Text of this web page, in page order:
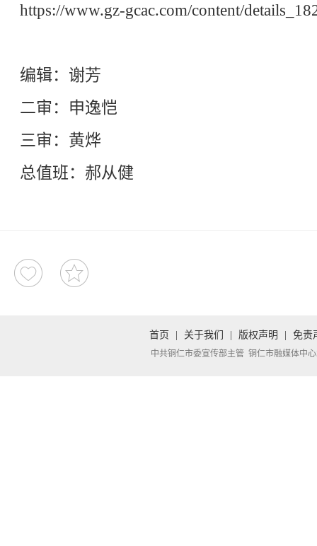
https://www.gz-gcac.com/content/
编辑：谢芳
二审：申逸恺
三审：黄烨
总值班：郝从健
首页 关于我们 版权声明 免责
中共铜仁市委宣传部主管 铜仁市融媒体中心